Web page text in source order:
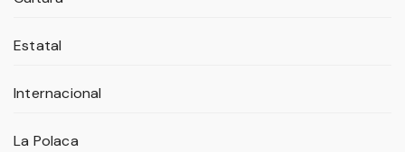
Estatal
Internacional
La Polaca